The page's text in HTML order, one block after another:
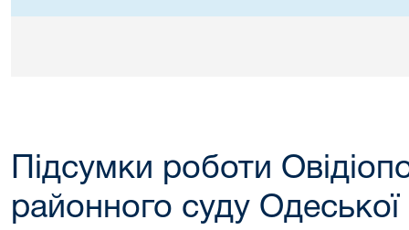
Підсумки роботи
районного суду Одеської